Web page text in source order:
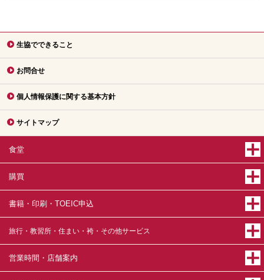
生協でできること
お問合せ
個人情報保護に関する基本方針
サイトマップ
食堂
購買
書籍・印刷・TOEIC申込
旅行・教習所・住まい・袴・その他サービス
営業時間・店舗案内